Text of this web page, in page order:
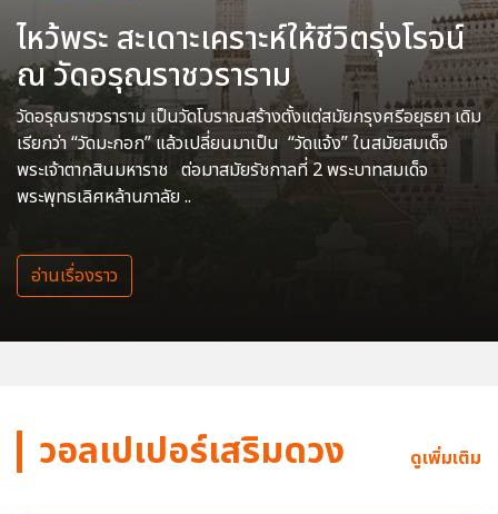
ไหว้พระ สะเดาะเคราะห์ให้ชีวิตรุ่งโรจน์
ณ วัดอรุณราชวราราม
วัดอรุณราชวราราม เป็นวัดโบราณสร้างตั้งแต่สมัยกรุงศรีอยุธยา เดิม
เรียกว่า “วัดมะกอก” แล้วเปลี่ยนมาเป็น “วัดแจ้ง” ในสมัยสมเด็จ
พระเจ้าตากสินมหาราช ต่อมาสมัยรัชกาลที่ 2 พระบาทสมเด็จ
พระพุทธเลิศหล้านภาลัย ..
อ่านเรื่องราว
วอลเปเปอร์เสริมดวง ดูเพิ่มเติม